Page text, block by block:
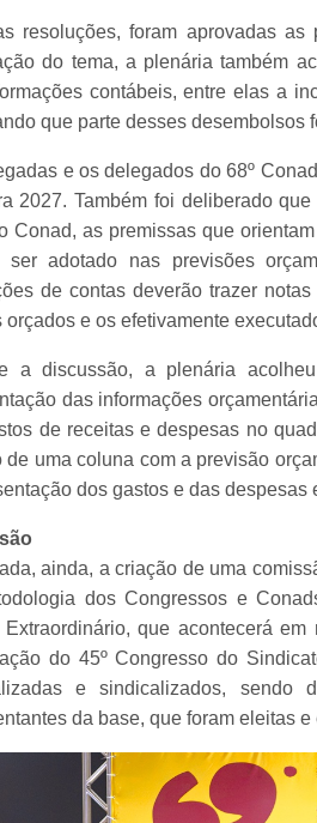
resoluções, foram aprovadas
do tema, a plenária também
contábeis, entre elas a
que parte desses desembolsos
e os delegados do 68º
2027. Também foi deliberado
Conad, as premissas que
ser adotado nas previsões
de contas deverão trazer
orçados e os efetivamente
a discussão, a plenária
das informações
de receitas e despesas no
de uma coluna com a previsão
dos gastos e das
ainda, a criação de uma
dos Congressos e
Extraordinário, que acontecerá
do 45º Congresso do
e sindicalizados, sendo
da base, que foram eleitas